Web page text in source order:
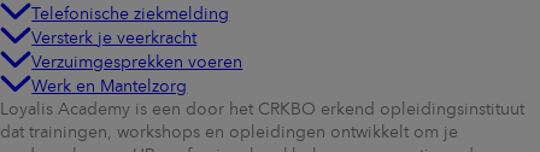
Telefonische ziekmelding
Versterk je veerkracht
Verzuimgesprekken voeren
Werk en Mantelzorg
Loyalis Academy is een door het CRKBO erkend opleidingsinstituut
dat trainingen, workshops en opleidingen ontwikkelt om je